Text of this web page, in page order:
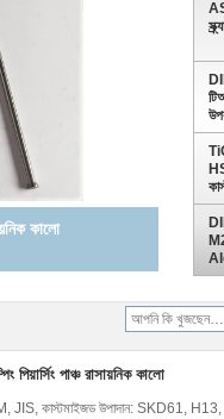
পাঞ্চ রাসায়নিক কালো
ASTM, JIS, কাস্টমাইজড উপাদান: